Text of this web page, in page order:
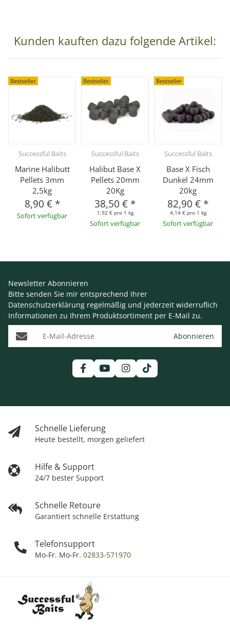
Kunden kauften dazu folgende Artikel:
Bestseller
Successful Baits
Marine Halibutt
Pellets 3mm
2,5kg
8,90 € *
Sofort verfügbar
Bestseller
Successful Baits
Halibut Base X
Pellets 20mm
20Kg
38,50 € *
1,92 € pro 1 kg
Sofort verfügbar
Bestseller
Successful Baits
Base X Fisch
Dunkel 24mm
20kg
82,90 € *
4,14 € pro 1 kg
Sofort verfügbar
Schnelle Lieferung
Heute bestellt, morgen geliefert
Hilfe & Support
24/7 bester Support
Schnelle Retoure
Garantiert schnelle Erstattung
Telefonsupport
Mo-Fr. Mo-Fr. 02833-571970
Newsletter Abonnieren
Bitte senden Sie mir entsprechend Ihrer
Datenschutzerklärung regelmäßig und jederzeit widerruflich
Informationen zu Ihrem Produktsortiment per E-Mail zu.
E-Mail-Adresse Abonnieren